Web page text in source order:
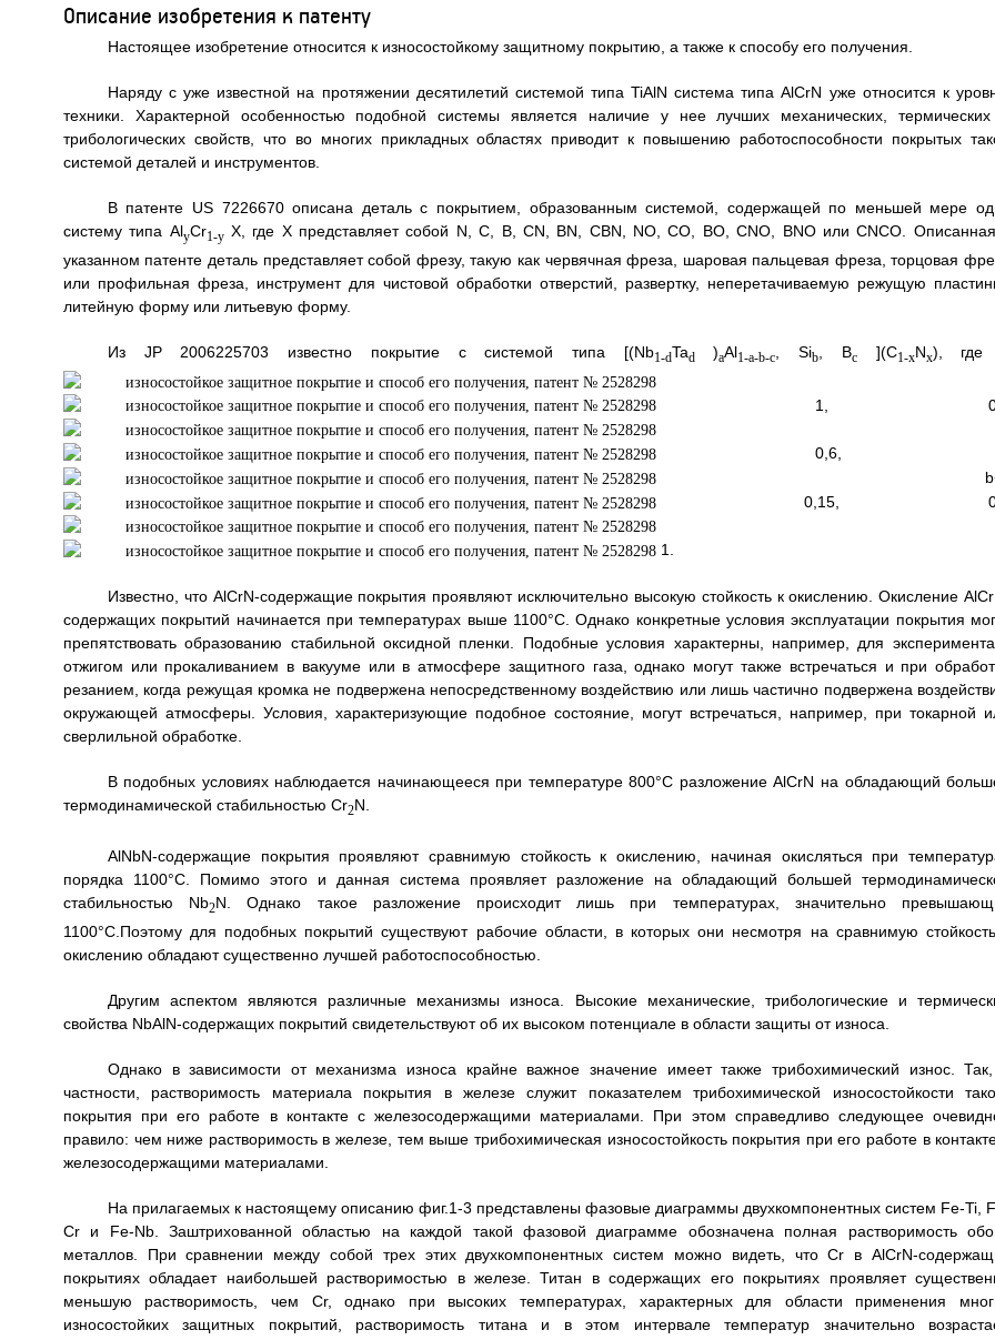
Описание изобретения к патенту
Настоящее изобретение относится к износостойкому защитному покрытию, а также к способу его получения.
Наряду с уже известной на протяжении десятилетий системой типа TiAlN система типа AlCrN уже относится к
техники. Характерной особенностью подобной системы является наличие у нее лучших механических,
трибологических свойств, что во многих прикладных областях приводит к повышению работоспособности покрытых
системой деталей и инструментов.
В патенте US 7226670 описана деталь с покрытием, образованным системой, содержащей по меньшей мере
систему типа AlyCr1-yX, где Х представляет собой N, С, В, CN, BN, CBN, NO, CO, ВО, CNO, BNO или CNCO.
указанном патенте деталь представляет собой фрезу, такую как червячная фреза, шаровая пальцевая фреза, торцовая
или профильная фреза, инструмент для чистовой обработки отверстий, развертку, неперетачиваемую режущую
литейную форму или литьевую форму.
Из JP 2006225703 известно покрытие с системой типа [(Nb1-dTad)aAl1-a-b-c , Sib , Bc](C1-xNx), где
1,
0,6,
0,15,
1.
Известно, что AlCrN-содержащие покрытия проявляют исключительно высокую стойкость к окислению. Окисление
содержащих покрытий начинается при температурах выше 1100°C. Однако конкретные условия эксплуатации покрытия
препятствовать образованию стабильной оксидной пленки. Подобные условия характерны, например, для
отжигом или прокаливанием в вакууме или в атмосфере защитного газа, однако могут также встречаться и при
резанием, когда режущая кромка не подвержена непосредственному воздействию или лишь частично подвержена
окружающей атмосферы. Условия, характеризующие подобное состояние, могут встречаться, например, при токарной
сверлильной обработке.
В подобных условиях наблюдается начинающееся при температуре 800°C разложение AlCrN на обладающий
термодинамической стабильностью Cr2N.
AlNbN-содержащие покрытия проявляют сравнимую стойкость к окислению, начиная окисляться при
порядка 1100°C. Помимо этого и данная система проявляет разложение на обладающий большей
стабильностью Nb2N. Однако такое разложение происходит лишь при температурах, значительно
1100°С.Поэтому для подобных покрытий существуют рабочие области, в которых они несмотря на сравнимую
окислению обладают существенно лучшей работоспособностью.
Другим аспектом являются различные механизмы износа. Высокие механические, трибологические и
свойства NbAlN-содержащих покрытий свидетельствуют об их высоком потенциале в области защиты от износа.
Однако в зависимости от механизма износа крайне важное значение имеет также трибохимический износ.
частности, растворимость материала покрытия в железе служит показателем трибохимической износостойкости
покрытия при его работе в контакте с железосодержащими материалами. При этом справедливо следующее
правило: чем ниже растворимость в железе, тем выше трибохимическая износостойкость покрытия при его работе в
железосодержащими материалами.
На прилагаемых к настоящему описанию фиг.1-3 представлены фазовые диаграммы двухкомпонентных систем Fe-Ti,
Cr и Fe-Nb. Заштрихованной областью на каждой такой фазовой диаграмме обозначена полная растворимость
металлов. При сравнении между собой трех этих двухкомпонентных систем можно видеть, что Cr в AlCrN-
покрытиях обладает наибольшей растворимостью в железе. Титан в содержащих его покрытиях проявляет
меньшую растворимость, чем Cr, однако при высоких температурах, характерных для области применения
износостойких защитных покрытий, растворимость титана и в этом интервале температур значительно